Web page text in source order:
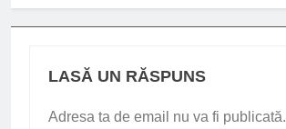
LASĂ UN RĂSPUNS
Adresa ta de email nu va fi publicată.